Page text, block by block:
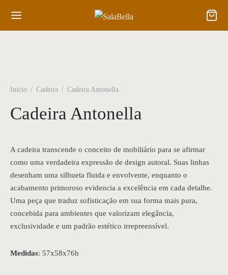
Início / Cadeira / Cadeira Antonella
Cadeira Antonella
A cadeira transcende o conceito de mobiliário para se afirmar
como uma verdadeira expressão de design autoral. Suas linhas
desenham uma silhueta fluida e envolvente, enquanto o
acabamento primoroso evidencia a excelência em cada detalhe.
Uma peça que traduz sofisticação em sua forma mais pura,
concebida para ambientes que valorizam elegância,
exclusividade e um padrão estético irrepreensível.
Medidas: 57x58x76h